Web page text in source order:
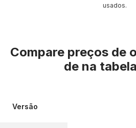
usados.
Compare preços de
de na
Versão